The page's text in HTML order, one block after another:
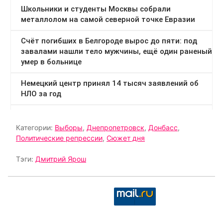
Категории: Выборы, Днепропетровск, Донбасс,
Политические репрессии, Сюжет дня
Тэги: Дмитрий Ярош